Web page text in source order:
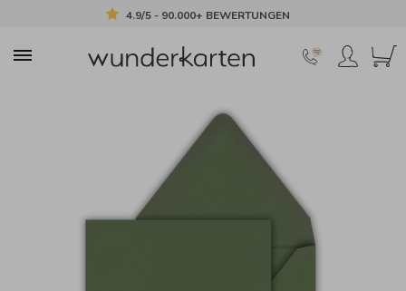
4.9/5 - 90.000+ BEWERTUNGEN